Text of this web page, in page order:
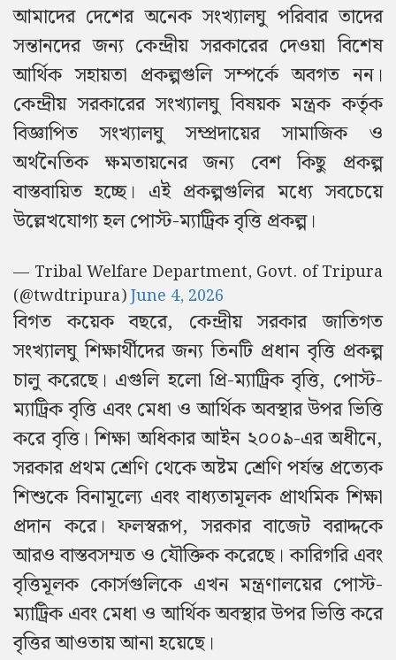
আমাদের দেশের অনেক সংখ্যালঘু পরিবার তাদের
সন্তানদের জন্য কেন্দ্রীয় সরকারের দেওয়া বিশেষ
আর্থিক সহায়তা প্রকল্পগুলি সম্পর্কে অবগত নন।
কেন্দ্রীয় সরকারের সংখ্যালঘু বিষয়ক মন্ত্রক কর্তৃক
বিজ্ঞাপিত সংখ্যালঘু সম্প্রদায়ের সামাজিক ও
অর্থনৈতিক ক্ষমতায়নের জন্য বেশ কিছু প্রকল্প
বাস্তবায়িত হচ্ছে। এই প্রকল্পগুলির মধ্যে সবচেয়ে
উল্লেখযোগ্য হল পোস্ট-ম্যাট্রিক বৃত্তি প্রকল্প।
— Tribal Welfare Department, Govt. of Tripura
(@twdtripura)June 4, 2026
বিগত কয়েক বছরে, কেন্দ্রীয় সরকার জাতিগত
সংখ্যালঘু শিক্ষার্থীদের জন্য তিনটি প্রধান বৃত্তি প্রকল্প
চালু করেছে। এগুলি হলো প্রি-ম্যাট্রিক বৃত্তি, পোস্ট-
ম্যাট্রিক বৃত্তি এবং মেধা ও আর্থিক অবস্থার উপর ভিত্তি
করে বৃত্তি। শিক্ষা অধিকার আইন ২০০৯-এর অধীনে,
সরকার প্রথম শ্রেণি থেকে অষ্টম শ্রেণি পর্যন্ত প্রত্যেক
শিশুকে বিনামূল্যে এবং বাধ্যতামূলক প্রাথমিক শিক্ষা
প্রদান করে। ফলস্বরূপ, সরকার বাজেট বরাদ্দকে
আরও বাস্তবসম্মত ও যৌক্তিক করেছে। কারিগরি এবং
বৃত্তিমূলক কোর্সগুলিকে এখন মন্ত্রণালয়ের পোস্ট-
ম্যাট্রিক এবং মেধা ও আর্থিক অবস্থার উপর ভিত্তি করে
বৃত্তির আওতায় আনা হয়েছে।